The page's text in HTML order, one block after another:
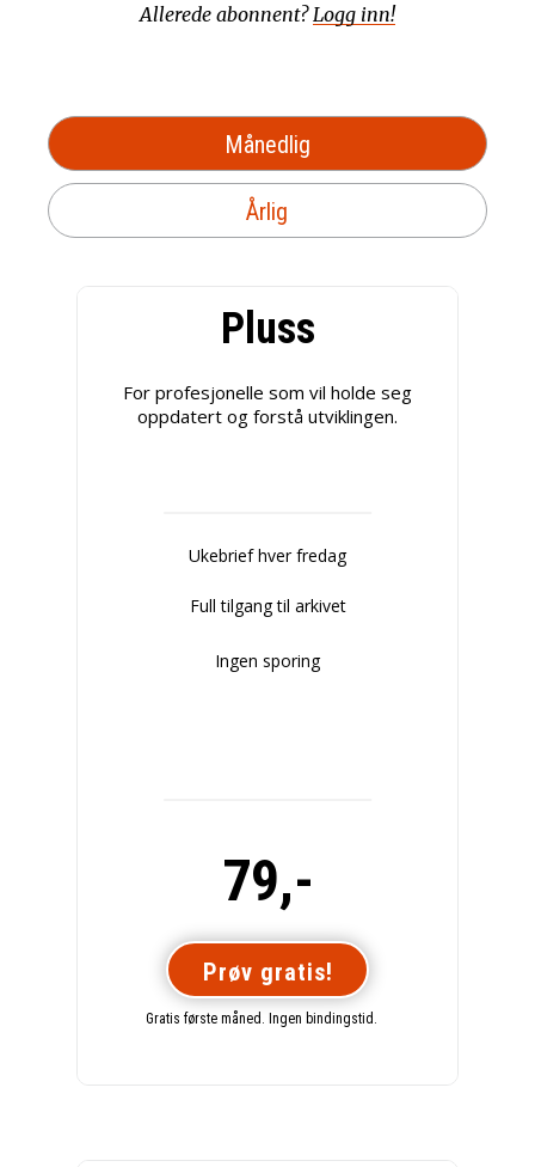
Allerede abonnent? Logg inn!
Månedlig
Årlig
Pluss
For profesjonelle som vil holde seg
oppdatert og forstå utviklingen.
Ukebrief hver fredag
Full tilgang til arkivet
Ingen sporing
79,-
Prøv gratis!
Gratis første måned. Ingen bindingstid.